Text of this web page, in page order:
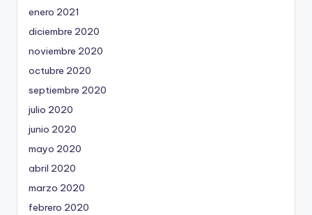
enero 2021
diciembre 2020
noviembre 2020
octubre 2020
septiembre 2020
julio 2020
junio 2020
mayo 2020
abril 2020
marzo 2020
febrero 2020